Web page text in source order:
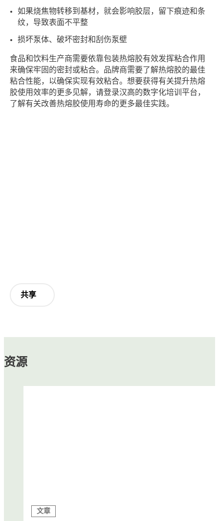
如果烧焦物转移到基材，就会影响胶层，留下痕迹和条
纹，导致表面不平整
损坏泵体、破坏密封和刮伤泵壁
食品和饮料生产商需要依靠包装热熔胶有效发挥粘合作用
来确保牢固的密封或粘合。品牌商需要了解热熔胶的最佳
粘合性能，以确保实现有效粘合。想要获得有关提升热熔
胶使用效率的更多见解，请登录汉高的数字化培训平台，
了解有关改善热熔胶使用寿命的更多最佳实践。
共享
资源
文章